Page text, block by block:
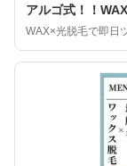
アルゴ式！！
WAX×光脱毛で即日